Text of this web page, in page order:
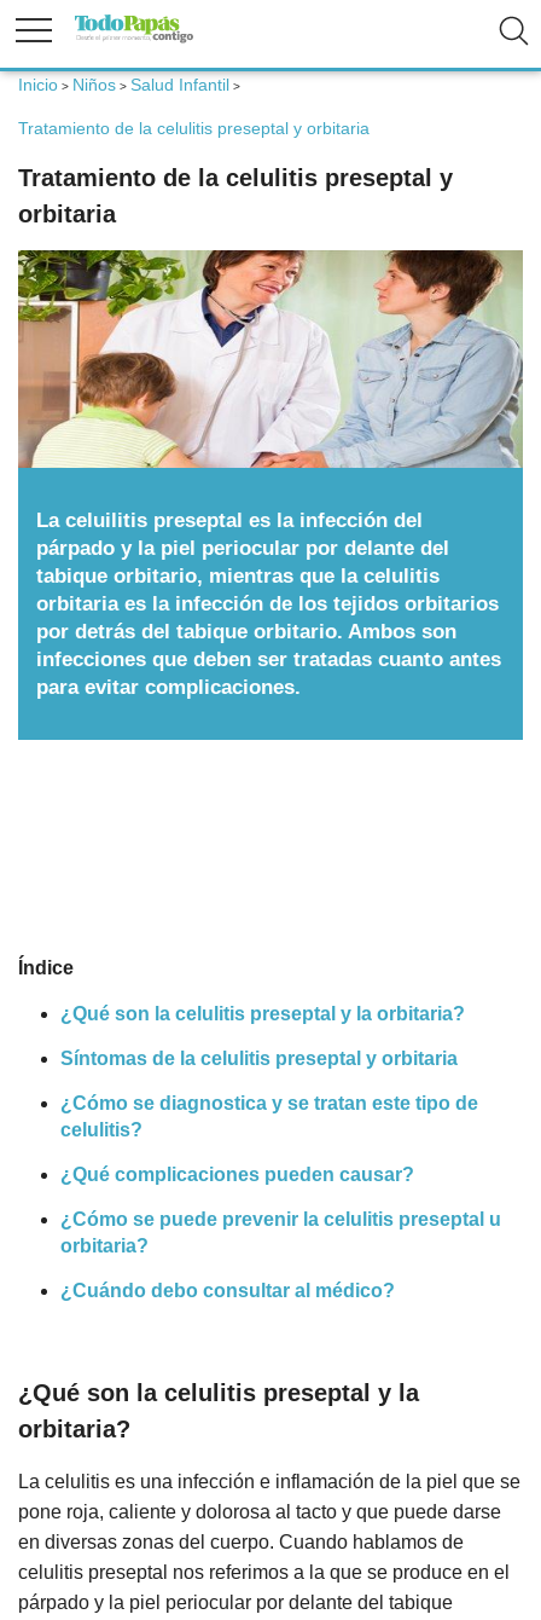
Embarazo
Bebé
Niños
Padres
Nombres
Cuentos
Inicio > Niños > Salud Infantil >
Tratamiento de la celulitis preseptal y orbitaria
Tratamiento de la celulitis preseptal y
orbitaria
La celuilitis preseptal es la infección del
párpado y la piel periocular por delante del
tabique orbitario, mientras que la celulitis
orbitaria es la infección de los tejidos orbitarios
por detrás del tabique orbitario. Ambos son
infecciones que deben ser tratadas cuanto antes
para evitar complicaciones.
Índice
¿Qué son la celulitis preseptal y la orbitaria?
Síntomas de la celulitis preseptal y orbitaria
¿Cómo se diagnostica y se tratan este tipo de
celulitis?
¿Qué complicaciones pueden causar?
¿Cómo se puede prevenir la celulitis preseptal u
orbitaria?
¿Cuándo debo consultar al médico?
¿Qué son la celulitis preseptal y la
orbitaria?
La celulitis es una infección e inflamación de la piel que se
pone roja, caliente y dolorosa al tacto y que puede darse
en diversas zonas del cuerpo. Cuando hablamos de
celulitis preseptal nos referimos a la que se produce en el
párpado y la piel periocular por delante del tabique